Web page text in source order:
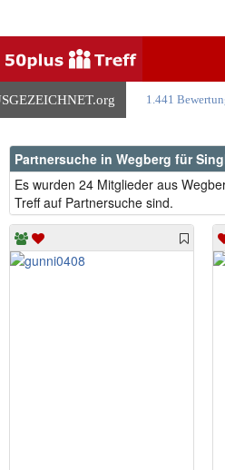
.org 1.441
Partnersuche in Wegberg für
Es wurden 24 Mitglieder aus
Treff auf Partnersuche sind.